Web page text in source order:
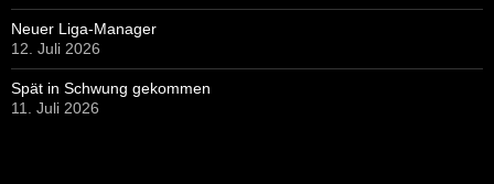
Neuer Liga-Manager
12. Juli 2026
Spät in Schwung gekommen
11. Juli 2026